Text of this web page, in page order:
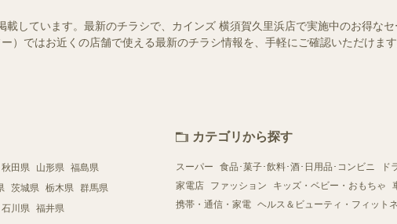
しています。最新のチラシで、カインズ 横須賀久里浜店で実施中のお得な
）ではお近くの店舗で使える最新のチラシ情報を、手軽にご確認いただけま
秋田県 山形県 福島県
茨城県 栃木県 群馬県
石川県 福井県
カテゴリから探す
スーパー 食品･菓子･飲料･酒･日用品･コンビニ ド
家電店
ファッション キッズ・ベビー・おもちゃ
携帯・通信・家電 ヘルス＆ビューティ・フィット